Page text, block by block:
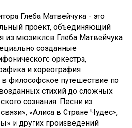
Глеба Матвейчука - это
проект, объединяющий
из мюзиклов Глеба Матвейчука
созданные
оркестра,
и хореография
философское путешествие по
стихий до сложных
сознания. Песни из
«Алиса в Стране Чудес»,
и других произведений